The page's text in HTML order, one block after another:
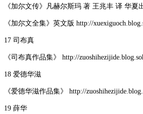
《加尔文传》凡赫尔斯玛 著 王兆丰 译 华夏
《加尔文全集》英文版 http://
17 司布真
《司布真作品集》 http://
18 爱德华滋
《爱德华滋作品集》 http://
19 薛华